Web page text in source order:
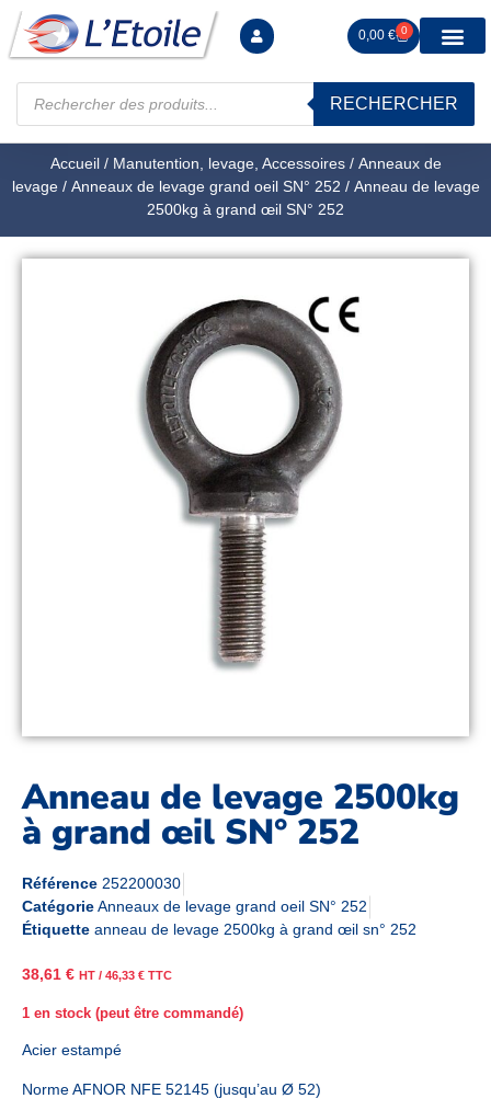
0,00 € 0
RECHERCHER
Accueil/ Manutention, levage, Accessoires/ Anneaux de
levage/ Anneaux de levage grand oeil SN° 252 / Anneau de levage
2500kg à grand œil SN° 252
Anneau de levage 2500kg
à grand œil SN° 252
Référence 252200030
CatégorieAnneaux de levage grand oeil SN° 252
Étiquette anneau de levage 2500kg à grand œil sn° 252
38,61 € HT / 46,33 € TTC
1 en stock (peut être commandé)
Acier estampé
Norme AFNOR NFE 52145 (jusqu’au Ø 52)